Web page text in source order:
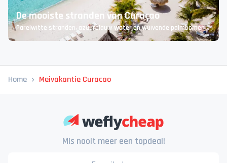
De mooiste stranden van Curaçao
Parelwitte stranden, azuurblauw water en wuivende palmbomen
Mis nooit meer een topdeal!